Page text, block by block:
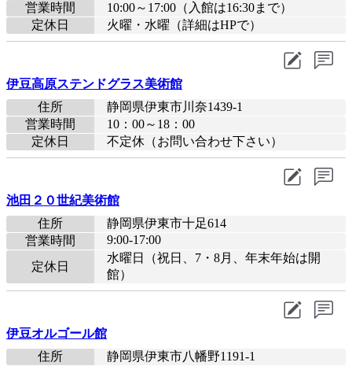
営業時間
10:00～17:00（入館は16:30まで）
定休日
火曜・水曜（詳細はHPで）
伊豆高原ステンドグラス美術館
住所
静岡県伊東市川奈1439-1
営業時間
10：00～18：00
定休日
不定休（お問い合わせ下さい）
池田２０世紀美術館
住所
静岡県伊東市十足614
営業時間
9:00-17:00
定休日
水曜日（祝日、7・8月、年末年始は開
館）
伊豆オルゴール館
住所
静岡県伊東市八幡野1191-1